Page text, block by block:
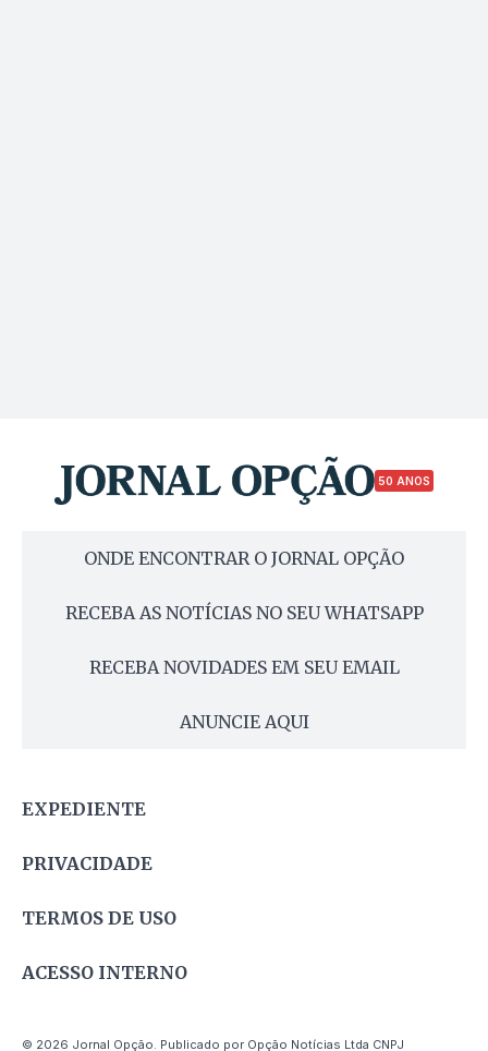
50 ANOS
ONDE ENCONTRAR O JORNAL OPÇÃO
RECEBA AS NOTÍCIAS NO SEU WHATSAPP
RECEBA NOVIDADES EM SEU EMAIL
ANUNCIE AQUI
EXPEDIENTE
PRIVACIDADE
TERMOS DE USO
ACESSO INTERNO
© 2026 Jornal Opção. Publicado por Opção Notícias Ltda CNPJ